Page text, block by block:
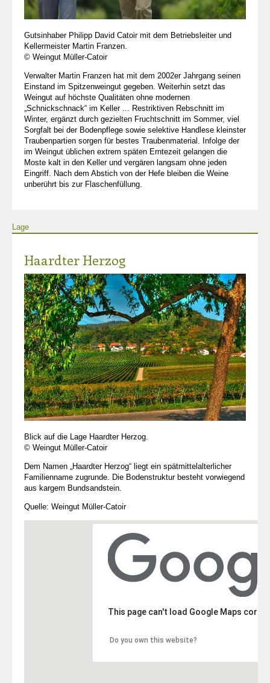
Gutsinhaber Philipp David Catoir mit dem Betriebsleiter und
Kellermeister Martin Franzen.
© Weingut Müller-Catoir
Verwalter Martin Franzen hat mit dem 2002er Jahrgang seinen
Einstand im Spitzenweingut gegeben. Weiterhin setzt das
Weingut auf höchste Qualitäten ohne modernen
„Schnickschnack“ im Keller ... Restriktiven Rebschnitt im
Winter, ergänzt durch gezielten Fruchtschnitt im Sommer, viel
Sorgfalt bei der Bodenpflege sowie selektive Handlese kleinster
Traubenpartien sorgen für bestes Traubenmaterial. Infolge der
im Weingut üblichen extrem späten Erntezeit gelangen die
Moste kalt in den Keller und vergären langsam ohne jeden
Eingriff. Nach dem Abstich von der Hefe bleiben die Weine
unberührt bis zur Flaschenfüllung.
Lage
Haardter Herzog
Blick auf die Lage Haardter Herzog.
© Weingut Müller-Catoir
Dem Namen „Haardter Herzog“ liegt ein spätmittelalterlicher
Familienname zugrunde. Die Bodenstruktur besteht vorwiegend
aus kargem Bundsandstein.
Quelle: Weingut Müller-Catoir
This page can't load Google Maps
Do you own this website?